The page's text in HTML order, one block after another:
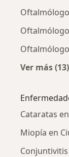
Ver más (13)
Cataratas
Miopía en